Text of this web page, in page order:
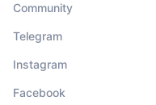
Community
Telegram
Instagram
Facebook